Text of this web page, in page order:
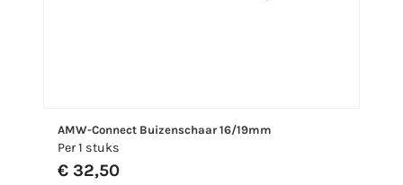
AMW-Connect Buizenschaar 16/19mm
Per 1 stuks
€ 32,50